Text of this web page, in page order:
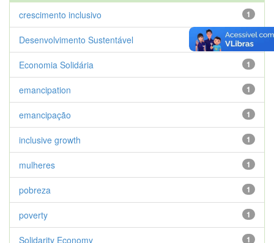
1
crescimento inclusivo
1
Desenvolvimento Sustentável
1
Economia Solidária
1
emancipation
1
emancipação
1
inclusive growth
1
mulheres
1
pobreza
1
poverty
1
Solidarity Economy